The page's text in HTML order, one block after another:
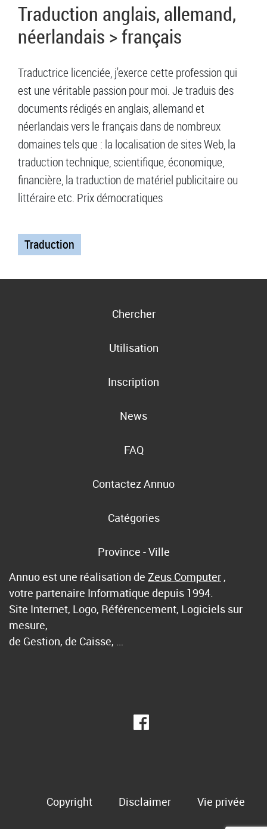
Traduction anglais, allemand,
néerlandais > français
Traductrice licenciée, j'exerce cette profession qui
est une véritable passion pour moi. Je traduis des
documents rédigés en anglais, allemand et
néerlandais vers le français dans de nombreux
domaines tels que : la localisation de sites Web, la
traduction technique, scientifique, économique,
financière, la traduction de matériel publicitaire ou
littéraire etc. Prix démocratiques
Traduction
Chercher
Utilisation
Inscription
News
FAQ
Contactez Annuo
Catégories
Province - Ville
Annuo est une réalisation de Zeus Computer ,
votre partenaire Informatique depuis 1994.
Site Internet, Logo, Référencement, Logiciels sur
mesure,
de Gestion, de Caisse, …
Copyright Disclaimer Vie privée